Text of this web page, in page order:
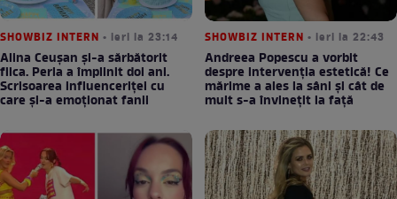
SHOWBIZ INTERN • ieri la 23:14
Alina Ceușan și-a sărbătorit
fiica. Perla a împlinit doi ani.
Scrisoarea influenceriței cu
care și-a emoționat fanii
SHOWBIZ INTERN • ieri la 22:43
Andreea Popescu a vorbit
despre intervenția estetică! Ce
mărime a ales la sâni și cât de
mult s-a învinețit la față